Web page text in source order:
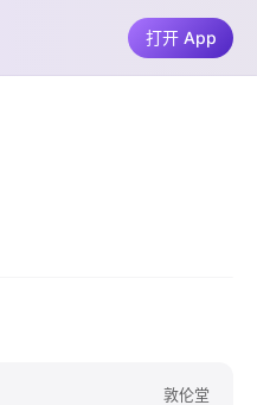
敦伦堂
打开 App